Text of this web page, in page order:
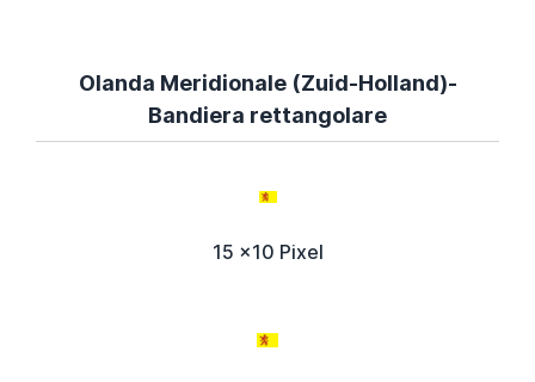
Olanda Meridionale (Zuid-Holland)-
Bandiera rettangolare
15 x10 Pixel